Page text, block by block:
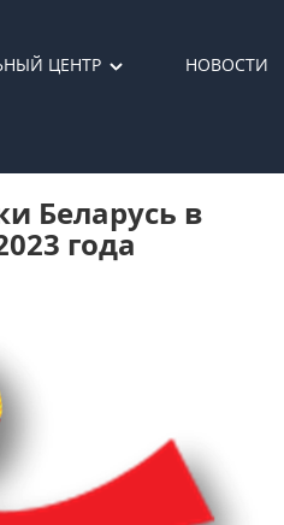
ЦЕНТР НОВОСТИ
Беларусь в
года